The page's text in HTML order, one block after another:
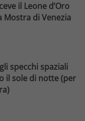
il Leone d’Oro
Mostra di Venezia
specchi spaziali
il sole di notte (per